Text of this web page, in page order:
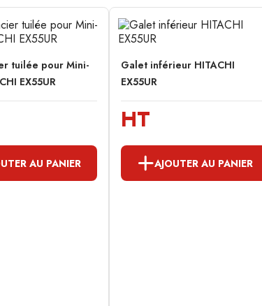
tuilée pour Mini-
EX55UR
AU PANIER
Galet inférieur HITACHI
EX55UR
HT
AJOUTER AU PANIER